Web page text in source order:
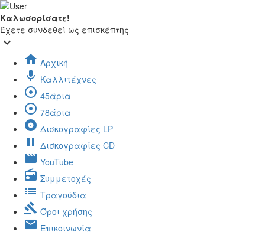
Καλωσορίσατε!
Έχετε συνδεθεί ως επισκέπτης
keyboard_arrow_down
home Αρχική
mic Καλλιτέχνες
adjust 45άρια
adjust 78άρια
album Δισκογραφίες LP
pause Δισκογραφίες CD
movie YouTube
radio Συμμετοχές
list Τραγούδια
gavel Όροι χρήσης
mail Επικοινωνία